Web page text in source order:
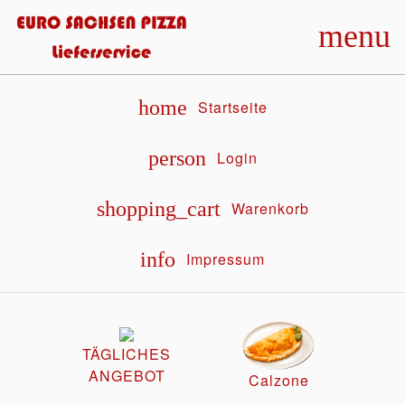
menu
home Startseite
person Login
shopping_cart Warenkorb
info Impressum
TÄGLICHES
ANGEBOT
Calzone